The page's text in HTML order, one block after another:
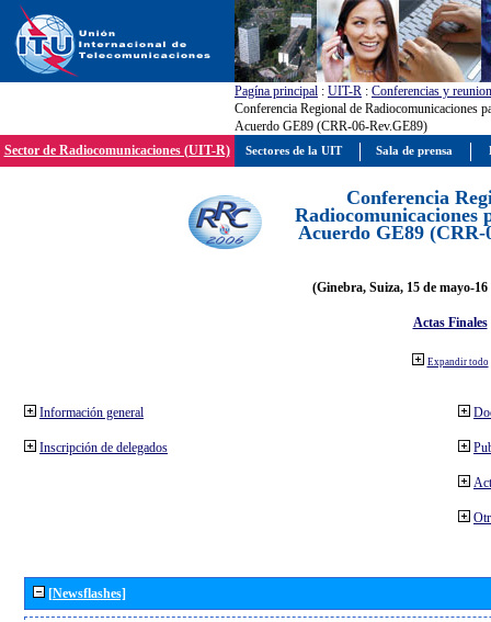
Pagína principal : UIT-R : Conferencias y
Conferencia Regional de Radiocomunicaciones
Acuerdo GE89 (CRR-06-Rev.GE89)
Sector de Radiocomunicaciones (UIT-R)
Conferencia
Radiocomunicaciones
Acuerdo GE89 (CRR-
(Ginebra, Suiza, 15 de mayo-
Actas Finales
Expandir todo
Información general
Inscripción de delegados
[Newsflashes]
Sectores de la UIT Sala de prensa